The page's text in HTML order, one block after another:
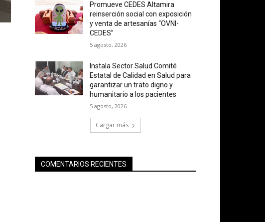
Promueve CEDES Altamira
reinserción social con exposición
y venta de artesanías “OVNI-
CEDES”
5 agosto, 2026
Instala Sector Salud Comité
Estatal de Calidad en Salud para
garantizar un trato digno y
humanitario a los pacientes
5 agosto, 2026
Cargar más
COMENTARIOS RECIENTES